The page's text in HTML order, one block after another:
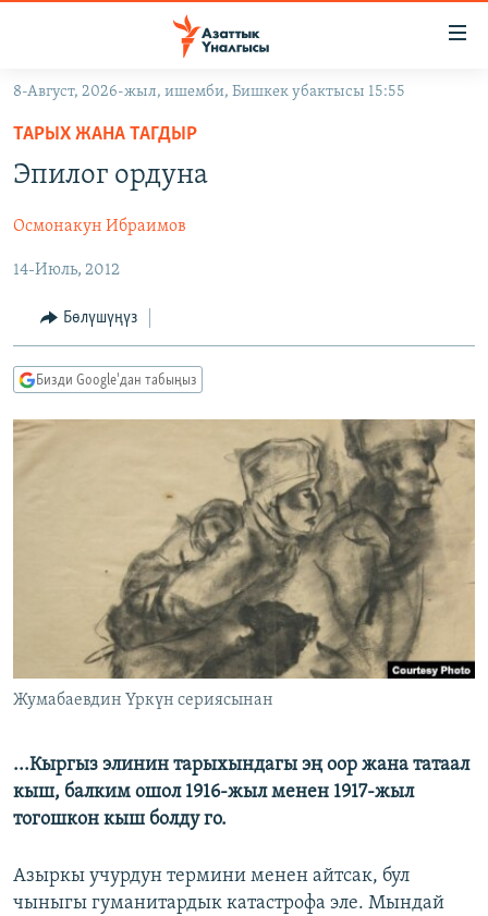
Навигацияга
өтүңүз
Издөөгө
салыңыз
САЯСАТ
ЭКОНОМИКА
МАДАНИЯТ
ДҮЙНӨ
БОРБОР АЗИЯ
УКРАИНА
АТАЙЫН ИЛИКТӨӨ
ТВ ПРОГРАММАЛАР
БҮГҮН АЗАТТЫКТА
ЭКСПЕРТТЕР ТАЛДАЙТ
БИЗ ЖАНА ДҮЙНӨ
ЫҢГАЙСЫЗ СУРООЛОР
ПОДКАСТ
ӨЗГӨЧӨ ПИКИР
ЭЕ/АРнун бардык сайттары
8-Август, 2026-жыл, ишемби, Бишкек убактысы 15:55
ТАРЫХ ЖАНА ТАГДЫР
Эпилог ордуна
Осмонакун Ибраимов
14-Июль, 2012
Бөлүшүңүз
Бизди Google'дан табыңыз
Жумабаевдин Үркүн сериясынан
...Кыргыз элинин тарыхындагы эң оор жана татаал
кыш, балким ошол 1916-жыл менен 1917-жыл
тогошкон кыш болду го.
Азыркы учурдун термини менен айтсак, бул
чыныгы гуманитардык катастрофа эле. Мындай